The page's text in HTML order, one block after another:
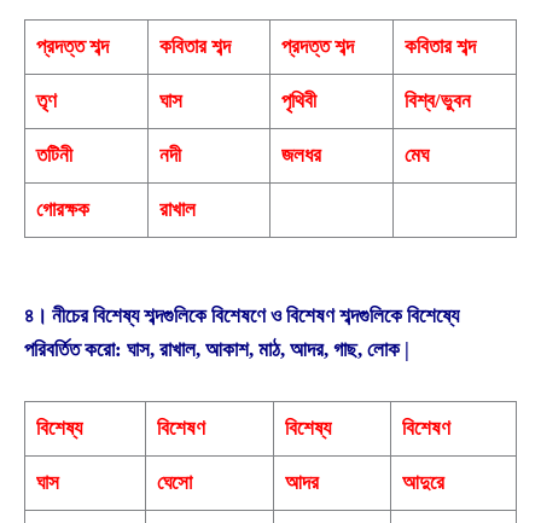
প্রদত্ত শব্দ কবিতার শব্দ প্রদত্ত শব্দ কবিতার শব্দ
তৃণ ঘাস পৃথিবী বিশ্ব/ভুবন
তটিনী নদী জলধর মেঘ
গােরক্ষক রাখাল
৪। নীচের বিশেষ্য শব্দগুলিকে বিশেষণে ও বিশেষণ শব্দগুলিকে বিশেষ্যে
পরিবর্তিত করাে: ঘাস, রাখাল, আকাশ, মাঠ, আদর, গাছ, লােক |
বিশেষ্য বিশেষণ বিশেষ্য বিশেষণ
ঘাস ঘেসাে আদর আদুরে